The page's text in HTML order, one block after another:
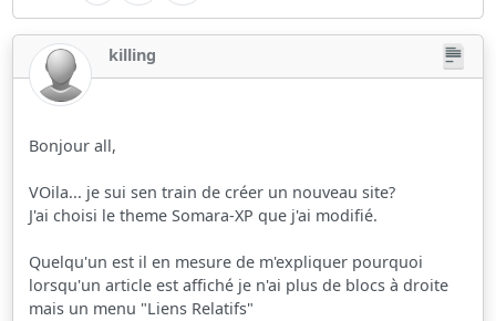
killing
Bonjour all,
VOila... je sui sen train de créer un nouveau site?
J'ai choisi le theme Somara-XP que j'ai modifié.
Quelqu'un est il en mesure de m'expliquer pourquoi
lorsqu'un article est affiché je n'ai plus de blocs à droite
mais un menu "Liens Relatifs"